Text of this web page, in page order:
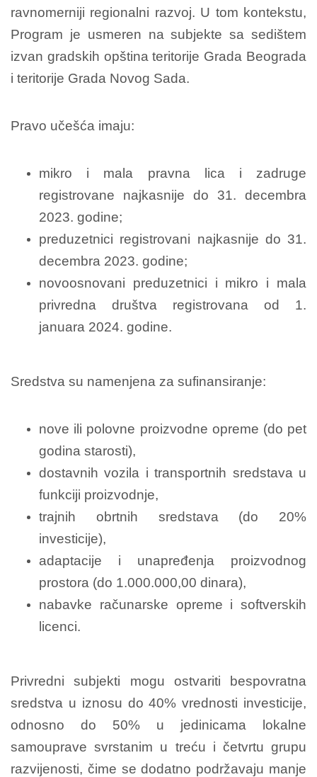
ravnomerniji regionalni razvoj. U tom kontekstu,
Program je usmeren na subjekte sa sedištem
izvan gradskih opština teritorije Grada Beograda
i teritorije Grada Novog Sada.
Pravo učešća imaju:
mikro i mala pravna lica i zadruge
registrovane najkasnije do 31. decembra
2023. godine;
preduzetnici registrovani najkasnije do 31.
decembra 2023. godine;
novoosnovani preduzetnici i mikro i mala
privredna društva registrovana od 1.
januara 2024. godine.
Sredstva su namenjena za sufinansiranje:
nove ili polovne proizvodne opreme (do pet
godina starosti),
dostavnih vozila i transportnih sredstava u
funkciji proizvodnje,
trajnih obrtnih sredstava (do 20%
investicije),
adaptacije i unapređenja proizvodnog
prostora (do 1.000.000,00 dinara),
nabavke računarske opreme i softverskih
licenci.
Privredni subjekti mogu ostvariti bespovratna
sredstva u iznosu do 40% vrednosti investicije,
odnosno do 50% u jedinicama lokalne
samouprave svrstanim u treću i četvrtu grupu
razvijenosti, čime se dodatno podržavaju manje